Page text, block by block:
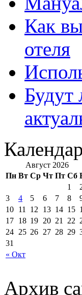
Как
отеля
Будут
Август 2026
Пн Вт Ср Чт Пт Сб
« Окт
1
3
4 5 6 7 8
10 11 12 13 14 15
17 18 19 20 21 22
24 25 26 27 28 29
31
Архив